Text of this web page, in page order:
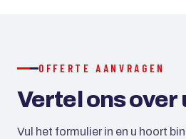
OFFERTE AANVRAGEN
Vertel ons over
Vul het formulier in en u hoort